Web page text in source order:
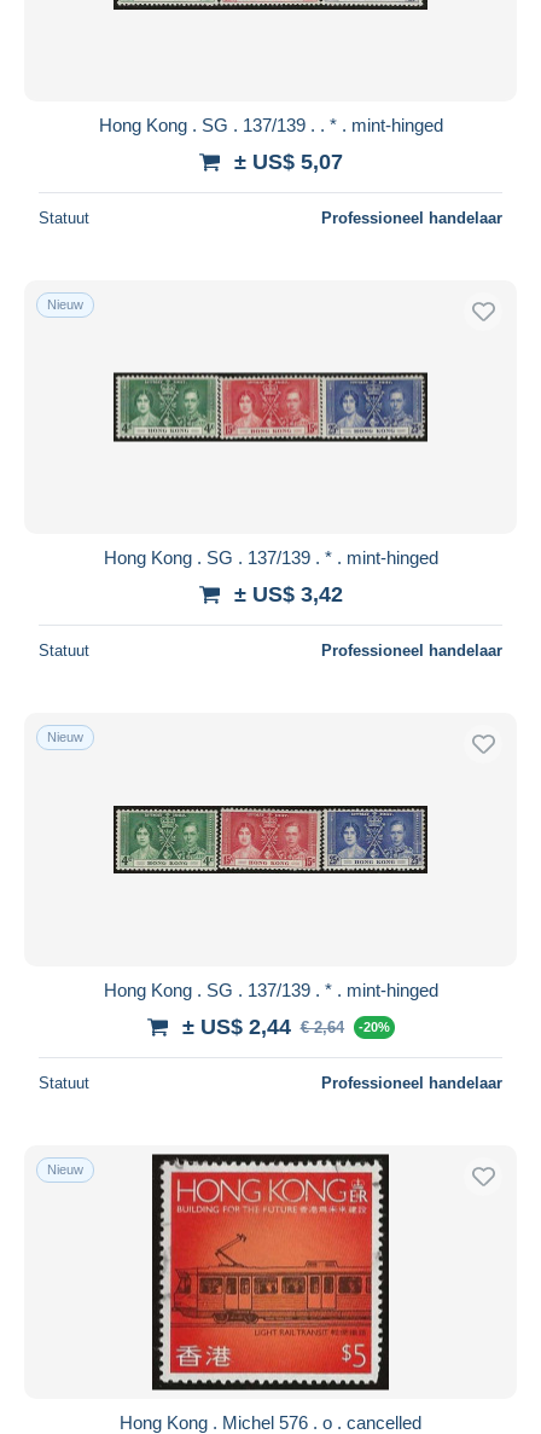
Hong Kong . SG . 137/139 . . * . mint-hinged
± US$ 5,07
Statuut Professioneel handelaar
Nieuw
Hong Kong . SG . 137/139 . * . mint-hinged
± US$ 3,42
Statuut Professioneel handelaar
Nieuw
Hong Kong . SG . 137/139 . * . mint-hinged
± US$ 2,44 € 2,64 -20%
Statuut Professioneel handelaar
Nieuw
Hong Kong . Michel 576 . o . cancelled